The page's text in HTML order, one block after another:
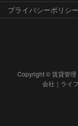
プライバシーポリシー
Copyright © 賃貸管理
会社｜ライ